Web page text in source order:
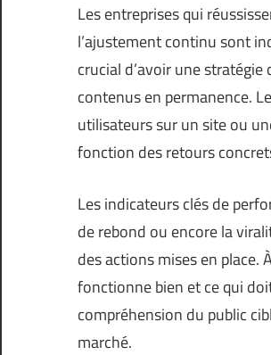
Les entreprises qui
l’ajustement continu sont
crucial d’avoir une
contenus en permanence.
utilisateurs sur un site ou
fonction des retours
Les indicateurs clés de
de rebond ou encore la
des actions mises en place.
fonctionne bien et ce qui
compréhension du public
marché.